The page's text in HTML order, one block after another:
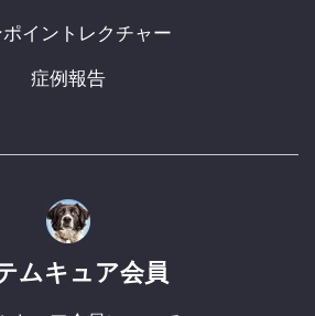
ポイントレクチャー
症例報告
ムキュア会員